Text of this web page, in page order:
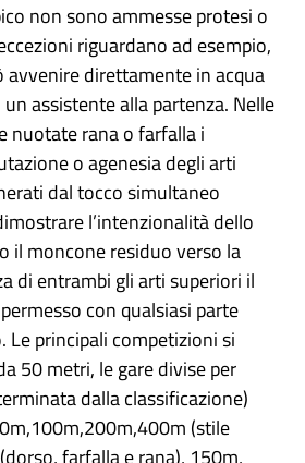
non sono ammesse protesi o
riguardano ad esempio,
avvenire direttamente in acqua
assistente alla partenza. Nelle
nuotate rana o farfalla i
o agenesia degli arti
dal tocco simultaneo
l’intenzionalità dello
il moncone residuo verso la
di entrambi gli arti superiori il
con qualsiasi parte
Le principali competizioni si
50 metri, le gare divise per
dalla classificazione)
(stile
farfalla e rana), 150m,